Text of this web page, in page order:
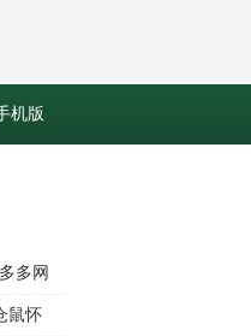
机版
多网
鼠怀